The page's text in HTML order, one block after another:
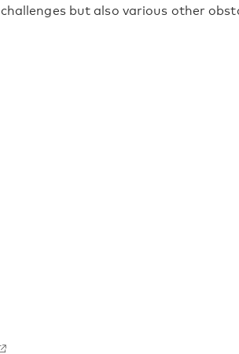
challenges but also various other